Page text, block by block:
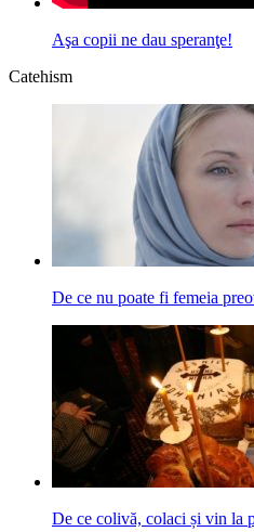
Aşa copii ne dau speranţe!
Catehism
De ce nu poate fi femeia
De ce colivă, colaci și vin la